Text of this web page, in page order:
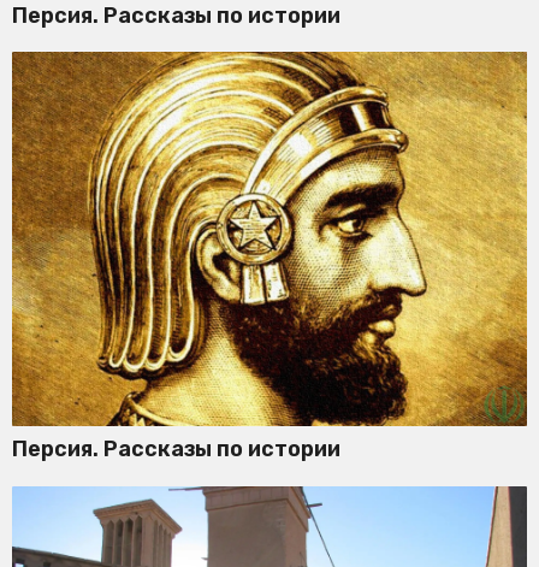
Персия. Рассказы по истории
Персия. Рассказы по истории